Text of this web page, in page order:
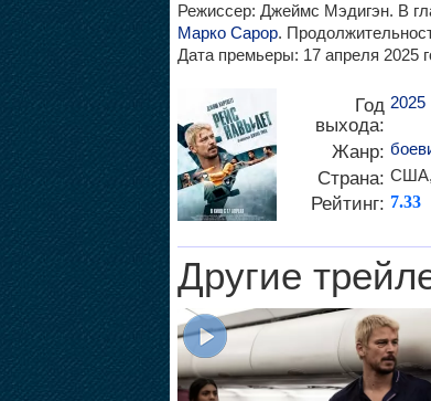
Режиссер: Джеймс Мэдигэн. В
Марко Сарор.
Дата премьеры: 17 апреля 2025
Год
выхода:
2025
Жанр:
Страна: США,
Рейтинг: 7.33
Другие